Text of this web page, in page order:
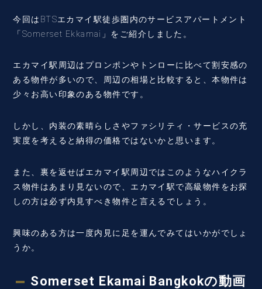
今回はBTSエカマイ駅徒歩圏内のサービスアパートメント
「Somerset Ekkamai」をご紹介しました。
エカマイ駅周辺はプロンポンやトンローに比べて割安感の
ある物件が多いので、周辺の相場と比較すると、本物件は
少々お高い印象のある物件です。
しかし、内装の素晴らしさやファシリティ・サービスの充
実度を考えると納得の価格ではないかと思います。
また、裏を返せばエカマイ駅周辺ではこのようなハイクラ
ス物件はあまり見ないので、エカマイ駅で高級物件をお探
しの方は必ず内見すべき物件と言えるでしょう。
興味のある方は一度内見に足を運んでみてはいかがでしょ
うか。
Somerset Ekamai Bangkokの動画